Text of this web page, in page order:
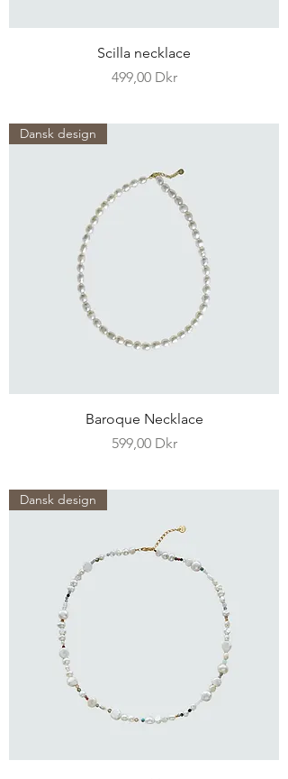
Scilla necklace
Pris
499,00 Dkr
Dansk design
Baroque Necklace
Pris
599,00 Dkr
Dansk design